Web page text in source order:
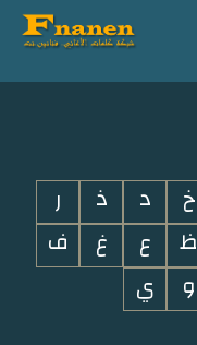
خ د ذ
ر
ظ ع غ
ف
و ي